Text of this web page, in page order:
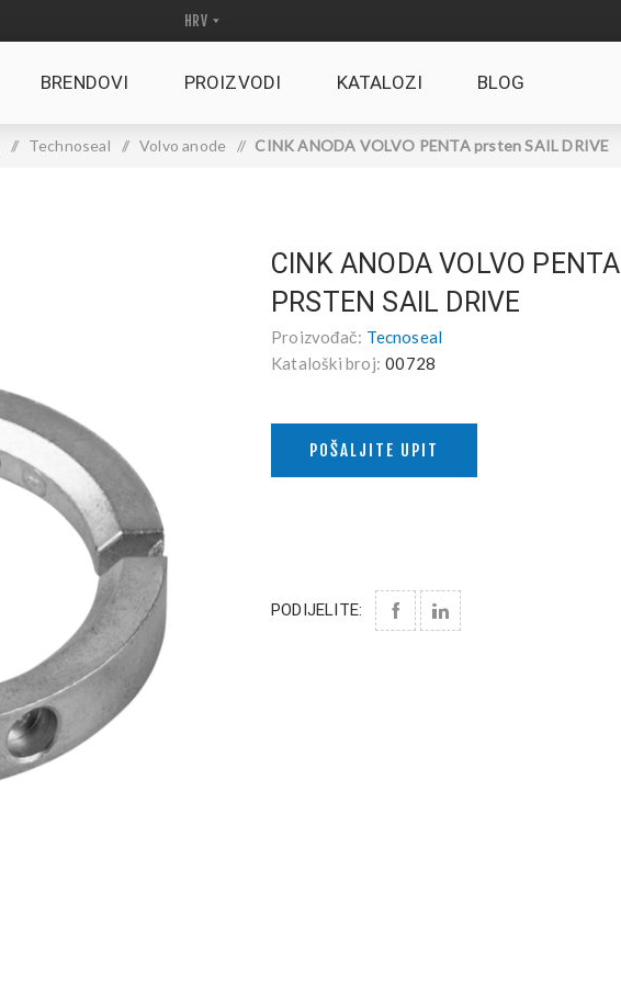
BRENDOVI PROIZVODI KATALOZI BLOG
/ Technoseal / Volvo anode / CINK ANODA VOLVO PENTA prsten SAIL DRIVE
CINK ANODA VOLVO PENTA
PRSTEN SAIL DRIVE
Proizvođač: Tecnoseal
Kataloški broj: 00728
POŠALJITE UPIT
PODIJELITE: